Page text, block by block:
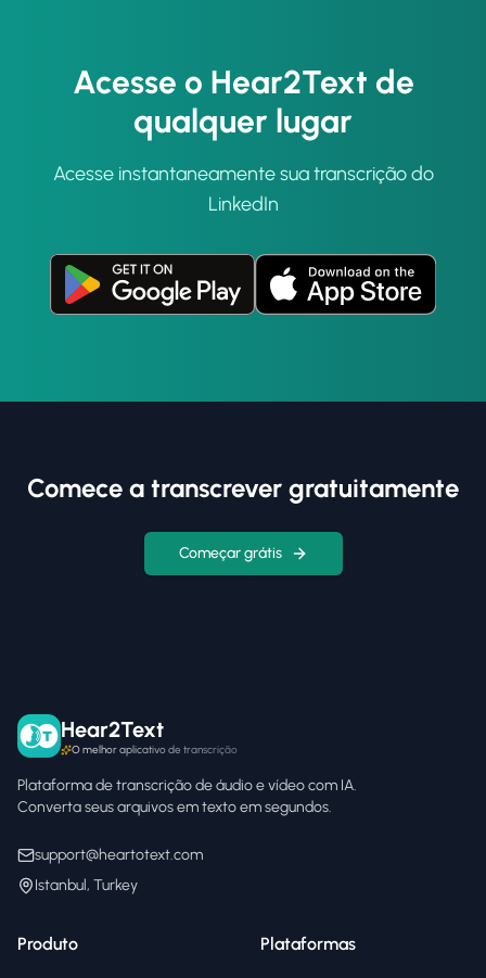
Acesse o Hear2Text de
qualquer lugar
Acesse instantaneamente sua transcrição do
LinkedIn
Comece a transcrever gratuitamente
Começar grátis
Hear2Text
O melhor aplicativo de transcrição
Plataforma de transcrição de áudio e vídeo com IA.
Converta seus arquivos em texto em segundos.
support@heartotext.com
Istanbul, Turkey
Produto Plataformas